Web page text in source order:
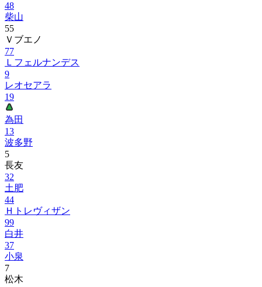
48
柴山
55
Ｖブエノ
77
Ｌフェルナンデス
9
レオセアラ
19
為田
13
波多野
5
長友
32
土肥
44
Ｈトレヴィザン
99
白井
37
小泉
7
松木